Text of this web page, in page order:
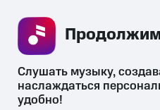
СКАЧАТЬ
Слушать музыку,
наслаждаться
удобно!